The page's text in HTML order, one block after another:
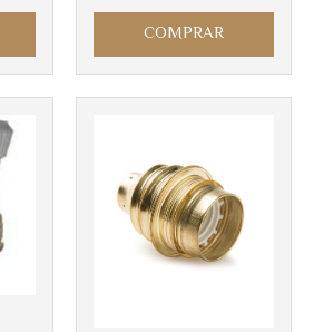
COMPRAR